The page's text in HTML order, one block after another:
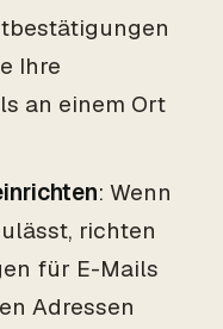
Ihre
an einem Ort
: Wenn
richten
für E-Mails
Adressen